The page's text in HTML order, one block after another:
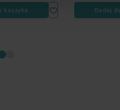
koszyka
Dodaj
do
Dodaj